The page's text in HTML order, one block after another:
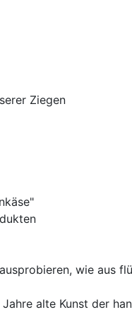
Ziegen
wie aus
alte Kunst der